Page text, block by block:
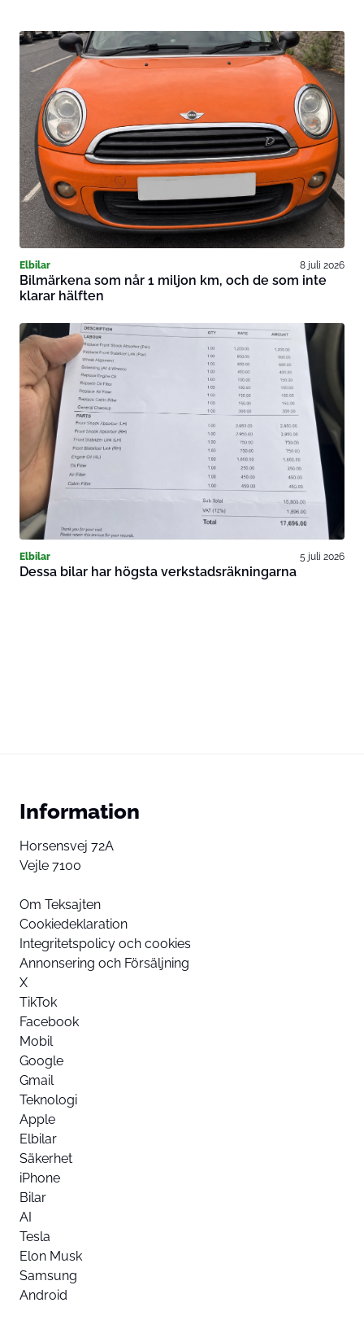
Elbilar 8 juli 2026
Bilmärkena som når 1 miljon km, och de som inte
klarar hälften
Elbilar 5 juli 2026
Dessa bilar har högsta verkstadsräkningarna
Information
Horsensvej 72A
Vejle 7100
Om Teksajten
Cookiedeklaration
Integritetspolicy och cookies
Annonsering och Försäljning
X
TikTok
Facebook
Mobil
Google
Gmail
Teknologi
Apple
Elbilar
Säkerhet
iPhone
Bilar
AI
Tesla
Elon Musk
Samsung
Android